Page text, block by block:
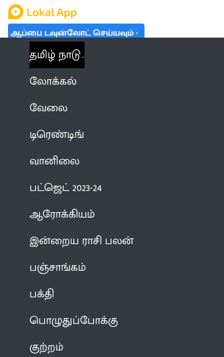
ஆப்பை டவுன்லோட் செய்யவும்
தமிழ் நாடு
லோக்கல்
வேலை
டிரெண்டிங்
வானிலை
பட்ஜெட் 2023-24
ஆரோக்கியம்
இன்றைய ராசி பலன்
பஞ்சாங்கம்
பக்தி
பொழுதுப்போக்கு
குற்றம்